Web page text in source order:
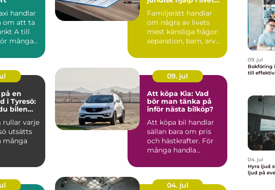
handlar
om att ta
A till
många
Familjerätt handlar
om några av livets
mest känsliga frågor:
separation, barn, arv
en
i Tyresö:
bilen
rullar varje
utsätts
många
09. jul
Att köpa Kia: Vad
bör man tänka på
inför nästa bilköp?
Att köpa bil handlar
sällan bara om pris
och hästkrafter. För
många handla...
04. jul
09. jul
Bokföring
till
04. jul
Hyra ljud
ljud på